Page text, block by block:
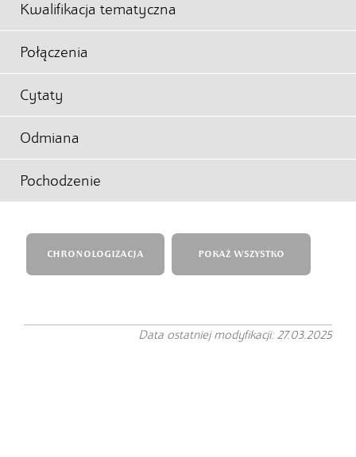
Kwalifikacja tematyczna
Połączenia
Cytaty
Odmiana
Pochodzenie
CHRONOLOGIZACJA POKAŻ WSZYSTKO
Data ostatniej modyfikacji: 27.03.2025